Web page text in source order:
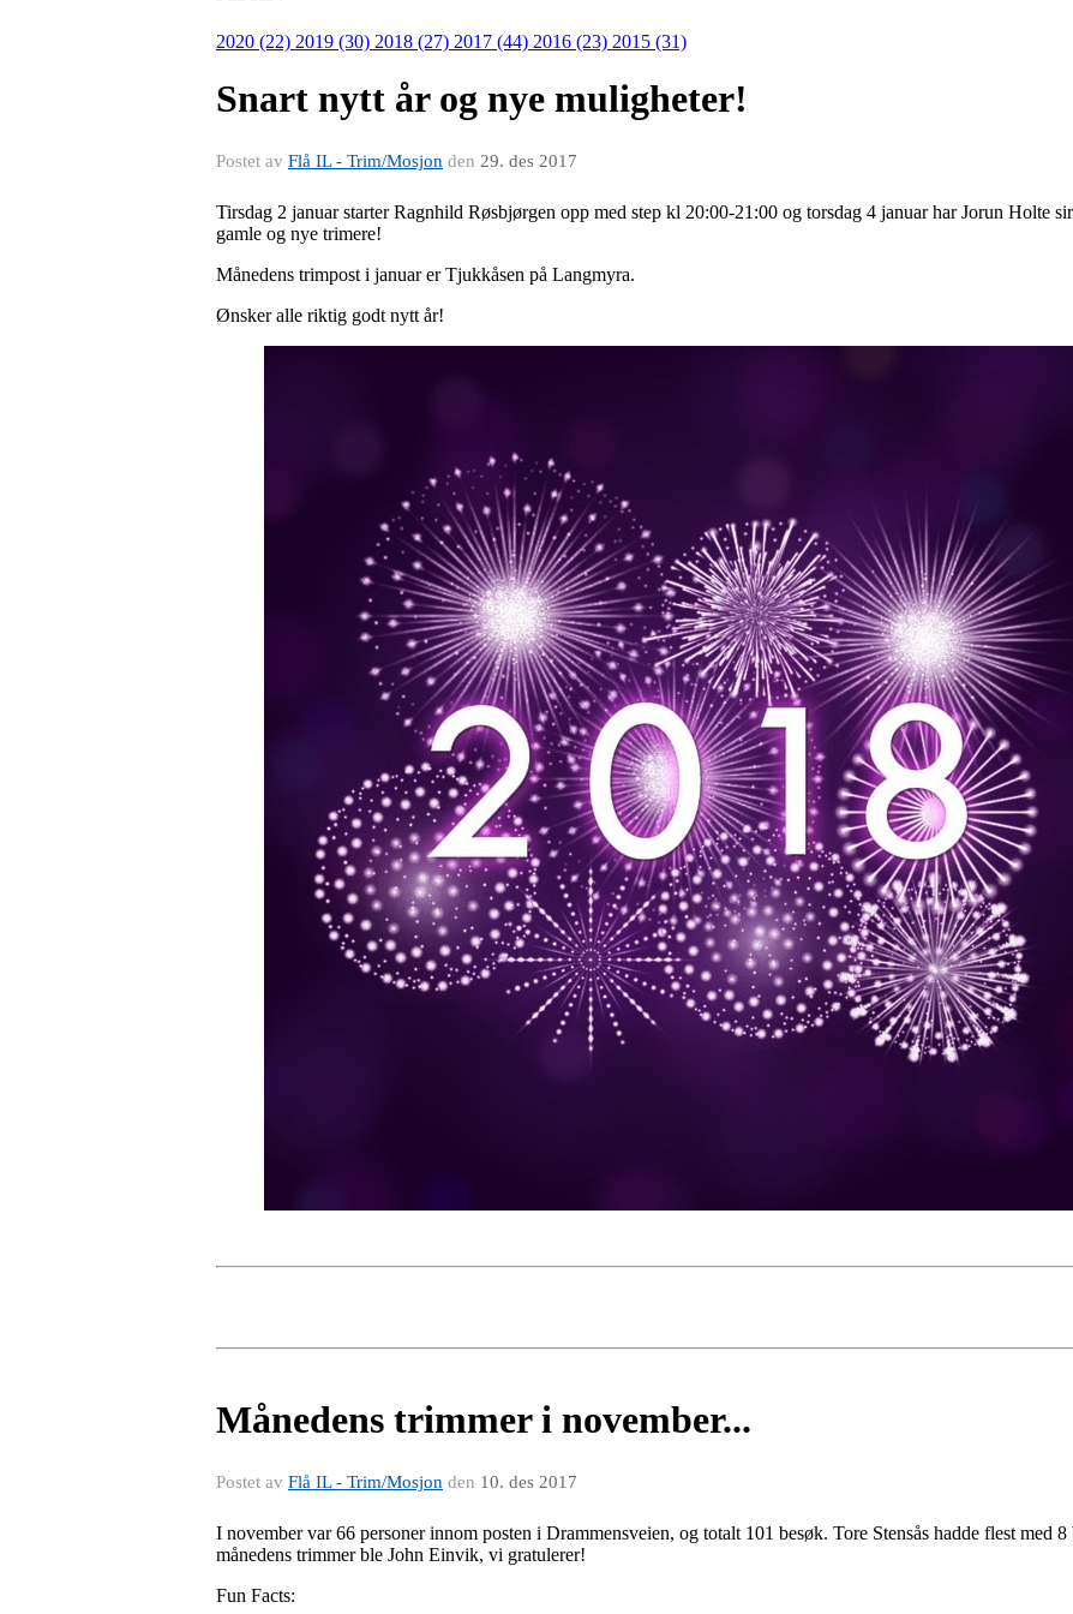
2020 (22) 2019 (30) 2018 (27) 2017 (44) 2016 (23) 2015 (31)
Snart nytt år og nye muligheter!
Postet av Flå IL - Trim/Mosjon den 29. des 2017
Tirsdag 2 januar starter Ragnhild Røsbjørgen opp med step kl 20:00-21:00 og torsdag 4 januar har Jorun Holte
gamle og nye trimere!
Månedens trimpost i januar er Tjukkåsen på Langmyra.
Ønsker alle riktig godt nytt år!
Månedens trimmer i november...
Postet av Flå IL - Trim/Mosjon den 10. des 2017
I november var 66 personer innom posten i Drammensveien, og totalt 101 besøk. Tore Stensås hadde flest med
månedens trimmer ble John Einvik, vi gratulerer!
Fun Facts: